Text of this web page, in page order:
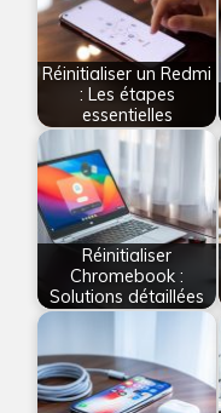
Réinitialiser un Redmi
: Les étapes
essentielles
Réinitialiser
Chromebook :
Solutions détaillées